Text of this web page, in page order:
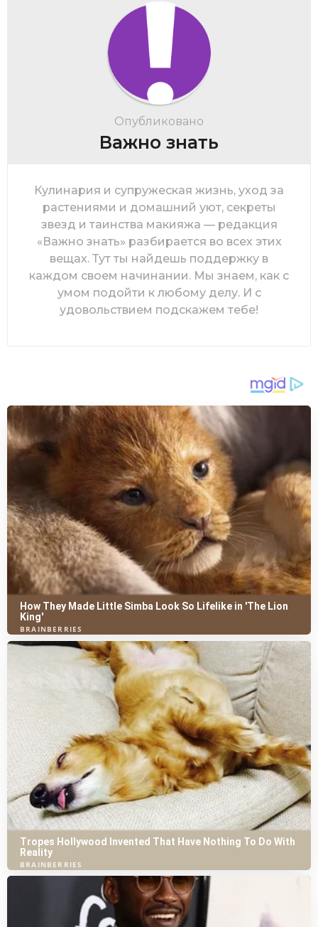
Опубликовано
Важно знать
Кулинария и супружеская жизнь, уход за
растениями и домашний уют, секреты
звезд и таинства макияжа — редакция
«Важно знать» разбирается во всех этих
вещах. Тут ты найдешь поддержку в
каждом своем начинании. Мы знаем, как с
умом подойти к любому делу. И с
удовольствием подскажем тебе!